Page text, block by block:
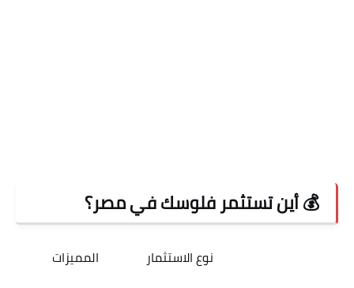
💰 أين تستثمر فلوسك في مصر؟
نوع الاستثمار المميزات